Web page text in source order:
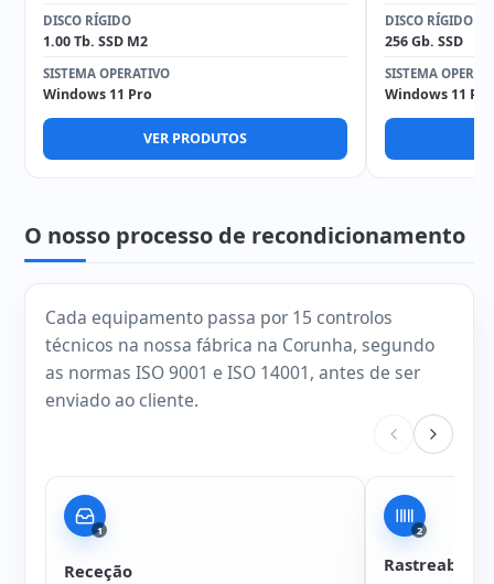
DISCO RÍGIDO
1.00 Tb. SSD M2
SISTEMA OPERATIVO
Windows 11 Pro
VER PRODUTOS
DISCO RÍGIDO
256 Gb. SSD
SISTEMA
Windows 11 Pro
O nosso processo de recondicionamento
Cada equipamento passa por 15 controlos
técnicos na nossa fábrica na Corunha, segundo
as normas ISO 9001 e ISO 14001, antes de ser
enviado ao cliente.
1
Receção
2